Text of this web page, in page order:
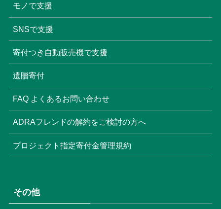
モノで支援
SNSで支援
寄付つき自動販売機で支援
遺贈寄付
FAQ よくあるお問い合わせ
ADRAフレンドの解約をご検討の方へ
プロジェクト指定寄付金管理規約
その他